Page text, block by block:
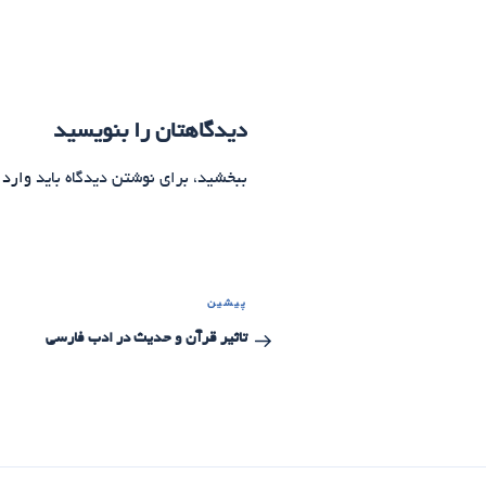
دیدگاهتان را بنویسید
ببخشید، برای نوشتن دیدگاه باید
راهبری
نوشته‌ها
نوشته
قبلی
پیشین
تاثیر قرآن و حدیث در ادب فارسی